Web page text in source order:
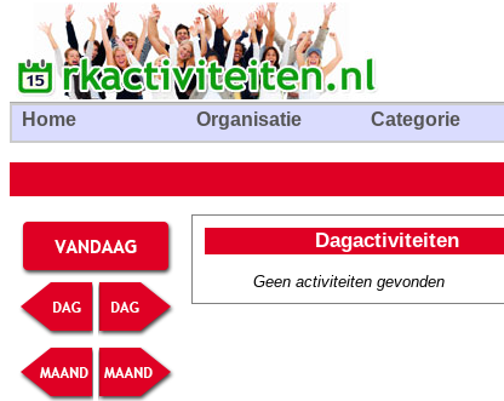
Home Organisatie Categorie
Dagactiviteiten
Geen activiteiten gevonden